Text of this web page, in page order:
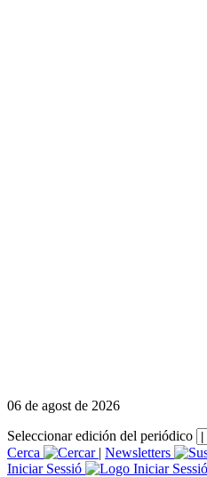
06 de agost de 2026
Seleccionar edición del periódico
Cerca
| Newsletters
Iniciar Sessió